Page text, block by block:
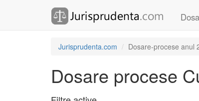
Jurisprudenta.com Dosare-procese anul
Dosare procese